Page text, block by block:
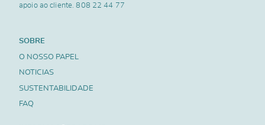
apoio ao cliente.808 22 44 77
SOBRE
O NOSSO PAPEL
NOTICIAS
SUSTENTABILIDADE
FAQ